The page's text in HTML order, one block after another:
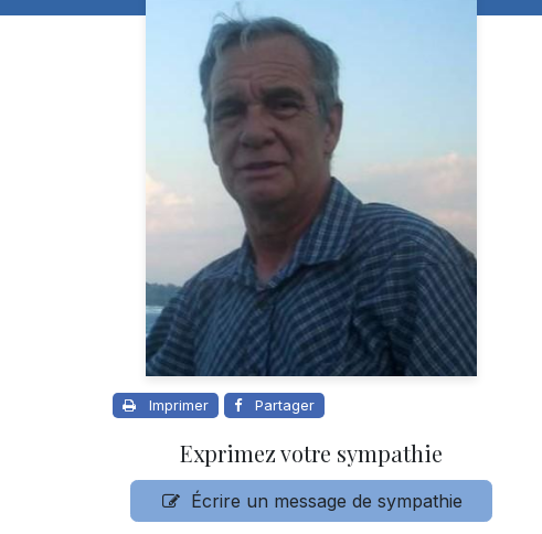
Imprimer Partager
Exprimez votre sympathie
Écrire un message de sympathie